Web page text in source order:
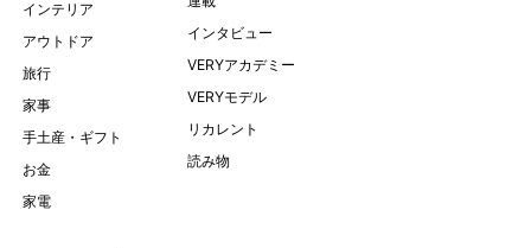
インテリア
アウトドア
旅行
家事
手土産・ギフト
お金
家電
インタビュー
VERYアカデミー
VERYモデル
リカレント
読み物